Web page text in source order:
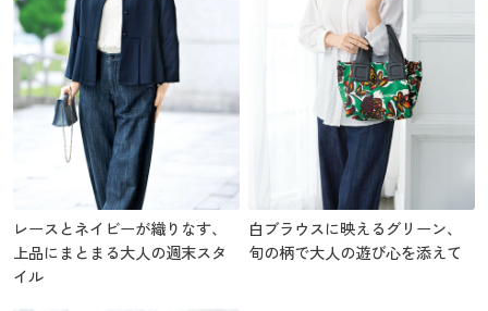
レースとネイビーが織りなす、
上品にまとまる大人の週末スタ
イル
白ブラウスに映えるグリーン、
旬の柄で大人の遊び心を添えて